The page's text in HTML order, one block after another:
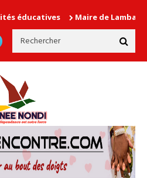
Maire de Lambanyi : Baba Alimou